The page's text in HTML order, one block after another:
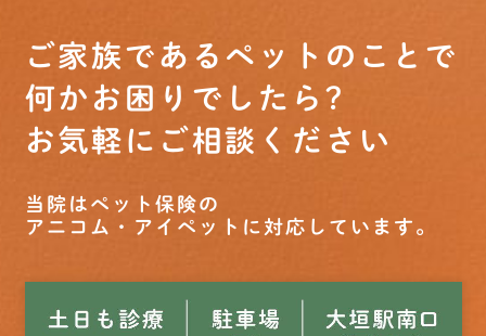
ご家族であるペットのことで
何かお困りでしたら?
お気軽にご相談ください
当院はペット保険の
アニコム・アイペットに対応しています。